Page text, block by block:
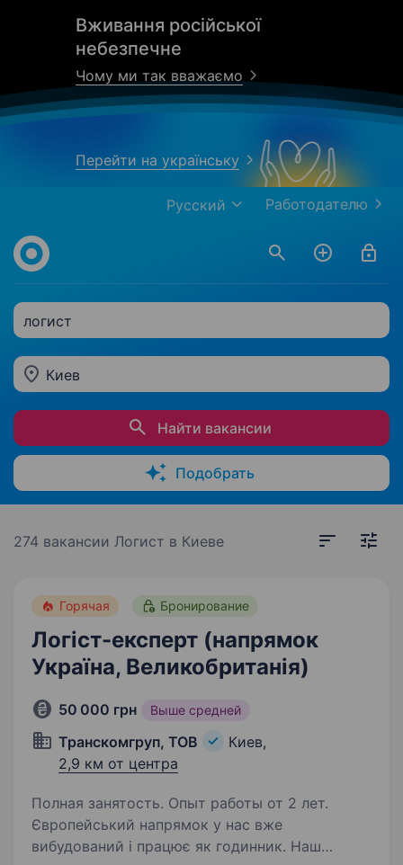
Вживання російської
небезпечне
Чому ми так вважаємо
Перейти на українську
Работодателю
Русский
логист
Киев
Найти вакансии
Подобрать
274 вакансии Логист в Киеве
Горячая Бронирование
Логіст-експерт (напрямок
Україна, Великобританія)
50 000 грн Выше средней
Транскомгруп, ТОВ
Киев,
2,9 км от центра
Полная занятость. Опыт работы от 2 лет.
Європейський напрямок у нас вже
вибудований і працює як годинник. Наш